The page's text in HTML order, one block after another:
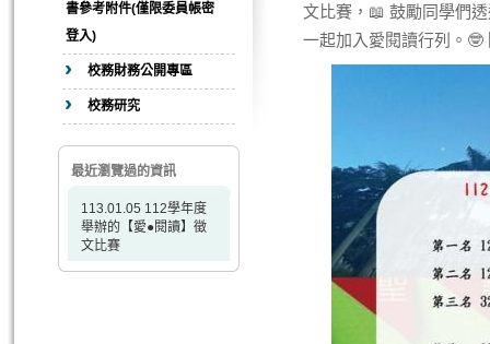
書參考附件(僅限委員帳密
登入)
校務財務公開專區
校務研究
最近瀏覽過的資訊
113.01.05 112學年度
舉辦的【愛●閱讀】徵
文比賽
文比賽，📖 鼓勵同學們
一起加入愛閱讀行列。